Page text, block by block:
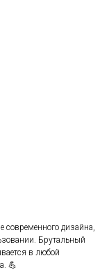
современного дизайна,
Брутальный
в любой
💪